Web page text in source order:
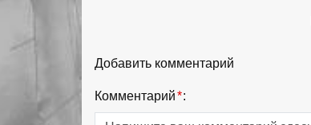
Добавить комментарий
Комментарий*: